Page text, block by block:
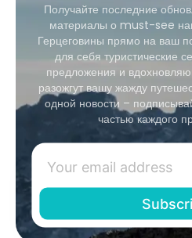
Получайте последние
материалы о must-see
Герцеговины прямо на ваш
для себя туристические
предложения и
разожгут вашу жажду
одной новости –
частью каждого